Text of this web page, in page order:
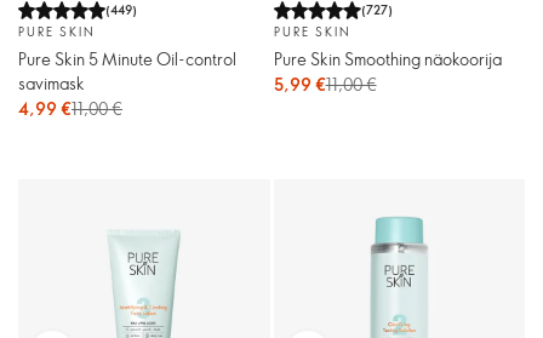
(449)
PURE SKIN
Pure Skin 5 Minute Oil-control
savimask
4,99 €11,00 €
(727)
PURE SKIN
Pure Skin Smoothing näokoorija
5,99 €11,00 €